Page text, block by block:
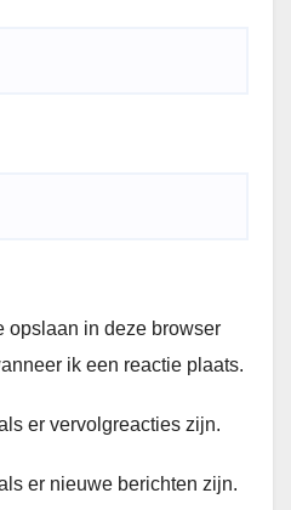
opslaan in deze browser
ik een reactie plaats.
er vervolgreacties zijn.
er nieuwe berichten zijn.